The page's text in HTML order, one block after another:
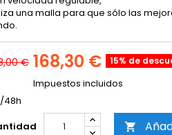
una malla para que sólo las
€ 168,30 € 15% de
Impuestos incluidos
48h
